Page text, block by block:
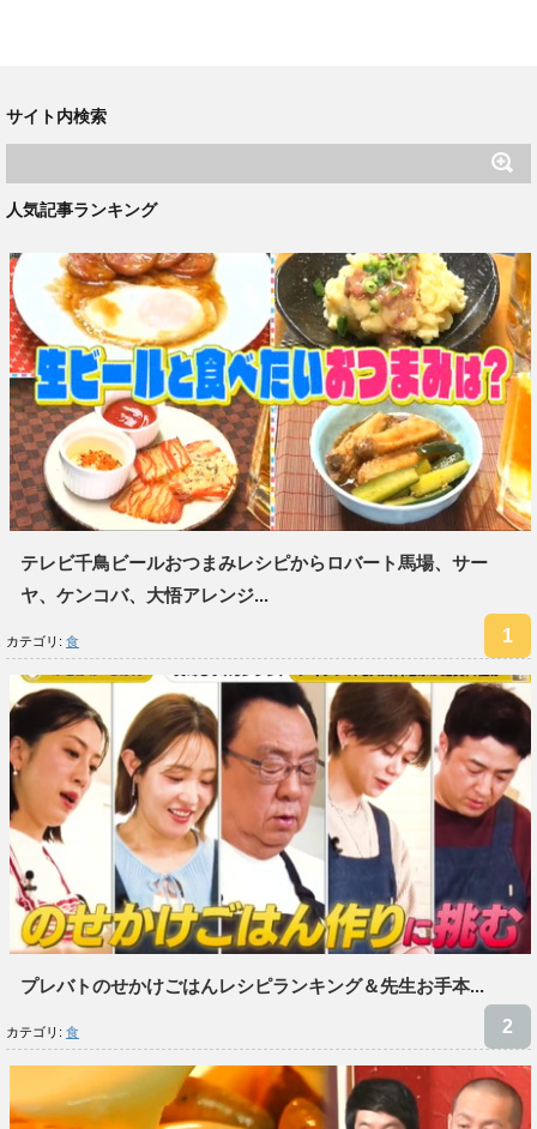
サイト内検索
人気記事ランキング
テレビ千鳥ビールおつまみレシピからロバート馬場、サー
ヤ、ケンコバ、大悟アレンジ...
カテゴリ: 食
プレバトのせかけごはんレシピランキング＆先生お手本...
カテゴリ: 食